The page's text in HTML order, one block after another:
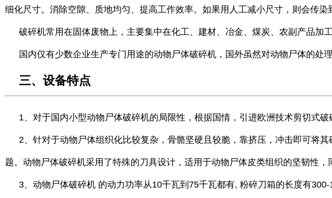
细化尺寸。消除空隙、质地均匀、提高工作效率。如果用人工减小尺寸，则会传
破碎机常用在固体废物上，主要集中在化工、建材、冶金、煤炭、农副产品加
国内仅有少数企业生产专门用途的动物尸体破碎机，国外虽然对动物尸体的处
三、设备特点
1、对于国内小型动物尸体破碎机的局限性，根据国情，引进欧洲技术剪切式
2、 针对于动物尸体组织化比较复杂，骨骼坚硬且较脆，靠挤压，冲击即可将
题。动物尸体破碎机采用了特殊的刀具设计，适用于动物尸体皮类组织的坚韧性，
3、动物尸体破碎机 的动力功率从10千瓦到75千瓦都有, 粉碎刀箱的长度有